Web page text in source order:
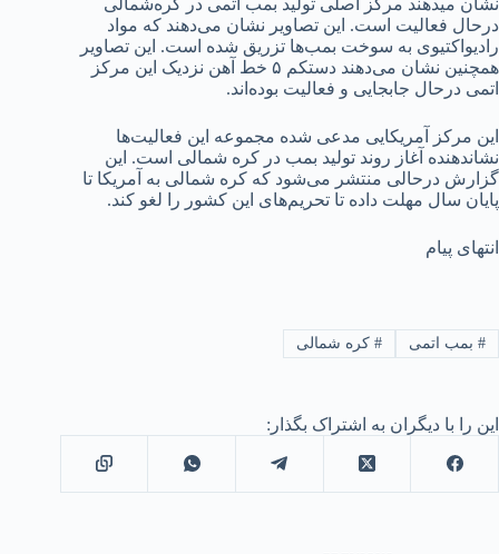
نشان میدهند مرکز اصلی تولید بمب اتمی در کره‌شمالی
درحال فعالیت است. این تصاویر نشان می‌دهند که مواد
رادیواکتیوی به سوخت بمب‌ها تزریق شده است. این تصاویر
همچنین نشان می‌دهند دستکم ۵ خط آهن نزدیک این مرکز
اتمی درحال جابجایی و فعالیت بوده‌اند.
این مرکز آمریکایی مدعی شده مجموعه این فعالیت‌ها
نشاندهنده آغاز روند تولید بمب در کره شمالی است. این
گزارش درحالی منتشر می‌شود که کره شمالی به آمریکا تا
پایان سال مهلت داده تا تحریم‌های این کشور را لغو کند.
انتهای پیام
#بمب اتمی #کره شمالی
این را با دیگران به اشتراک بگذار: